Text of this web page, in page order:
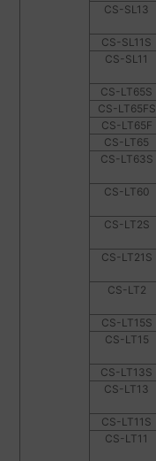
CS-SL13
CS-SL11S
CS-SL11
CS-LT65S
CS-LT65FS
CS-LT65F
CS-LT65
CS-LT63S
CS-LT60
CS-LT2S
CS-LT21S
CS-LT2
CS-LT15S
CS-LT15
CS-LT13S
CS-LT13
CS-LT11S
CS-LT11